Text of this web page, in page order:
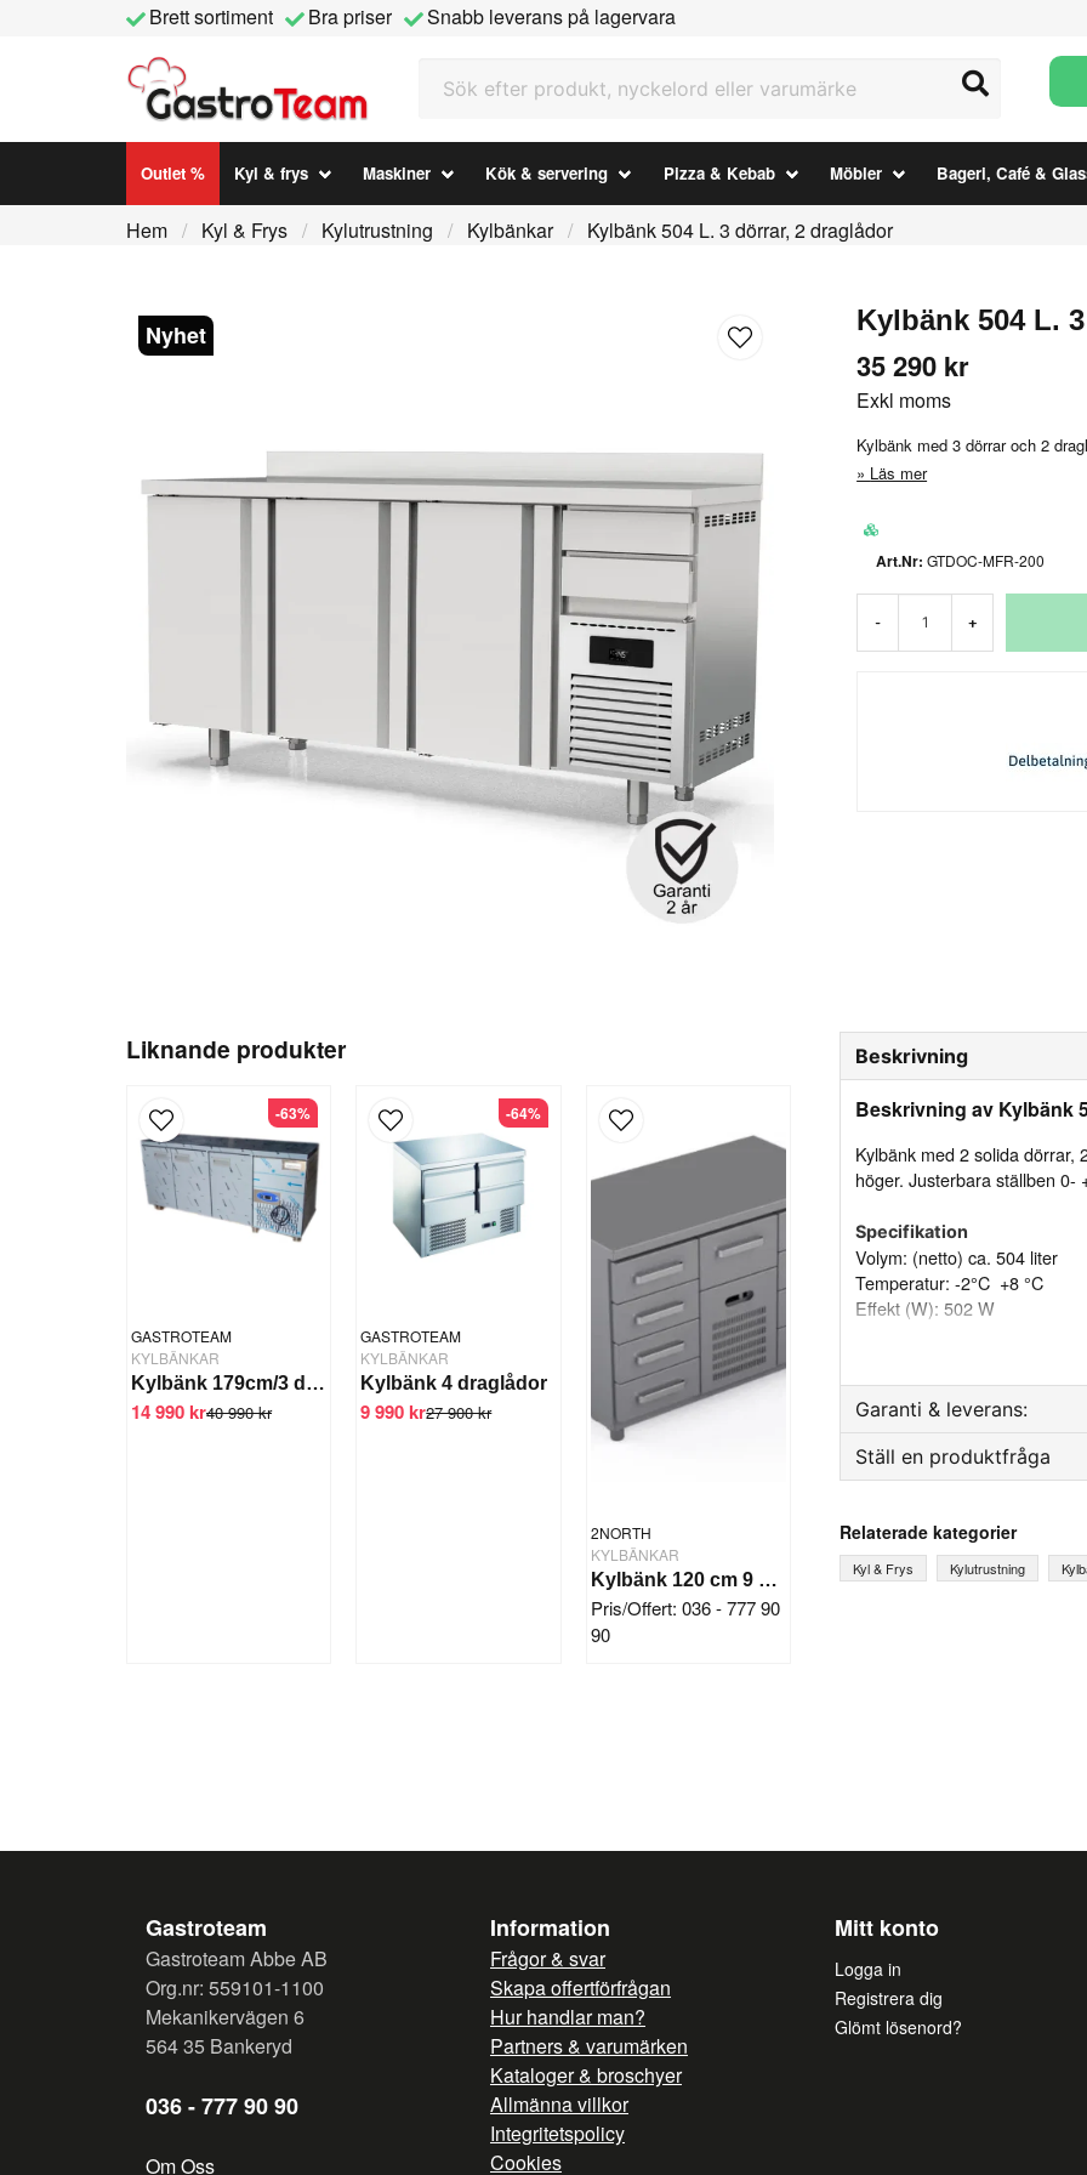
Brett sortiment Bra priser
Snabb leverans på lagervara
Outlet % Kyl & frys Maskiner Kök & servering Pizza & Kebab Möbler Bageri, Café &
Hem Kyl & Frys Kylutrustning Kylbänkar Kylbänk 504 L. 3 dörrar, 2 draglådor
Nyhet Kylbänk 504 L.
35 290 kr
Exkl moms
Kylbänk med 3 dörrar och 2
Läs mer
GTDOC-MFR-200
- +
Liknande produkter
GASTROTEAM
KYLBÄNKAR
Kylbänk 179cm/3 dörr
40 990 kr
14 990 kr
-63%
GASTROTEAM
KYLBÄNKAR
Kylbänk 4 draglådor
27 900 kr
9 990 kr
-64%
2NORTH
KYLBÄNKAR
Kylbänk 120 cm 9 draglådor
Pris/Offert: 036 - 777 90
90
Beskrivning
Beskrivning av Kylbänk
Kylbänk med 2 solida
höger. Justerbara ställben 0-
Specifikation
Volym: (netto) ca. 504 liter
Temperatur: -2°C +8 °C
Effekt (W): 502 W
Dörrar: 3 dörrar
Draglådor: 2
Energiklass: B
Klimatklass: 5 (40ºC 40%)
Vikt och mått:
Yttermått: (B×D×H)
Garanti & leverans:
Reservdelsgaranti
Ställ en produktfråga
Fråga oss något om
Relaterade kategorier
Kyl & Frys Kylutrustning
Gastroteam
Gastroteam Abbe AB
Org.nr: 559101-1100
Mekanikervägen 6
564 35 Bankeryd
036 - 777 90 90
Om Oss
Information
Frågor & svar
Skapa offertförfrågan
Hur handlar man?
Partners & varumärken
Kataloger & broschyer
Allmänna villkor
Integritetspolicy
Cookies
Mitt konto
Logga in
Registrera dig
Glömt lösenord?